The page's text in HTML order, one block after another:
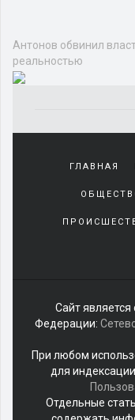
Антонов обвинил
реальностью
ГЛАВНАЯ
Сайт
Федерации:
При любом
для
Отдельные